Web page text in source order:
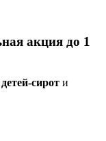
акция до 1
детей-сирот и